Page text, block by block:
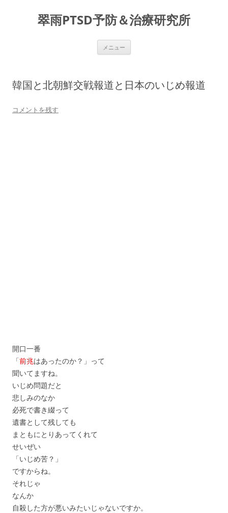
翠雨PTSD予防＆治療研究所
メニュー
韓国と北朝鮮交戦報道と日本のいじめ報道
コメントを残す
開口一番
「前兆はあったのか？」って
聞いてますね。
いじめ問題だと
悲しみのなか
必死で書き綴って
遺書として残しても
まともにとりあってくれて
せいぜい
「いじめ苦？」
ですからね。
それじゃ
なんか
自殺した方が悪いみたいじゃないですか。